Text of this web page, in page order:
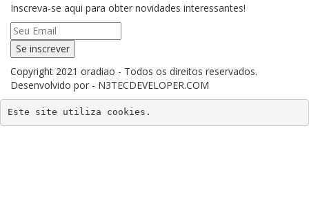
Inscreva-se aqui para obter novidades interessantes!
Se inscrever
Copyright 2021 oradiao - Todos os direitos reservados.
Desenvolvido por - N3TECDEVELOPER.COM
Este site utiliza cookies.